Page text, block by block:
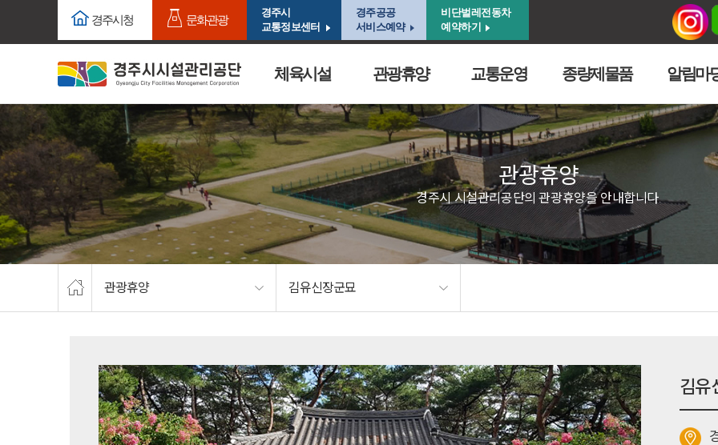
주요메뉴로 건너뛰기
경주시청 문화관광
경주시
교통정보센터
경주공공
서비스예약
비단벌레전동차
예약하기
체육시설 관광휴양 교통운영 종량제물품 알림마
관광휴양
경주시 시설관리공단의 관광휴양을 안내합니다.
관광휴양 김유신장군묘
김유